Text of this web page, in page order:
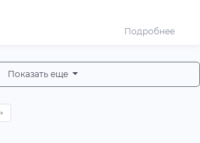
Подробнее
Показать еще